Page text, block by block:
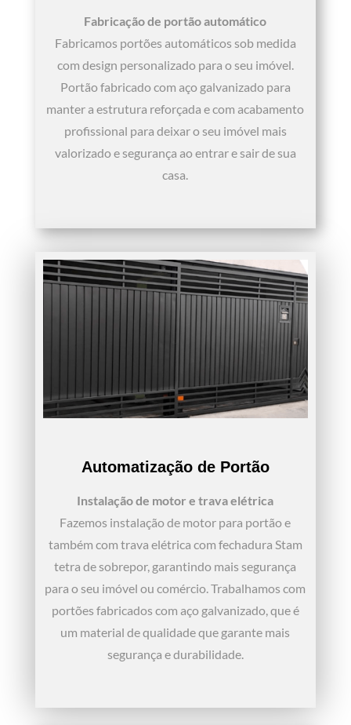
Fabricação de portão automático
Fabricamos portões automáticos sob medida
com design personalizado para o seu imóvel.
Portão fabricado com aço galvanizado para
manter a estrutura reforçada e com acabamento
profissional para deixar o seu imóvel mais
valorizado e segurança ao entrar e sair de sua
casa.
Automatização de Portão
Instalação de motor e trava elétrica
Fazemos instalação de motor para portão e
também com trava elétrica com fechadura Stam
tetra de sobrepor, garantindo mais segurança
para o seu imóvel ou comércio. Trabalhamos com
portões fabricados com aço galvanizado, que é
um material de qualidade que garante mais
segurança e durabilidade.